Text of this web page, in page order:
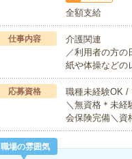
全額支給
仕事内容
介護関連
／利用者の方
紙や体操など
応募資格
職種未経験OK /
＼無資格＊未
会保険完備＼資
職場の雰囲気